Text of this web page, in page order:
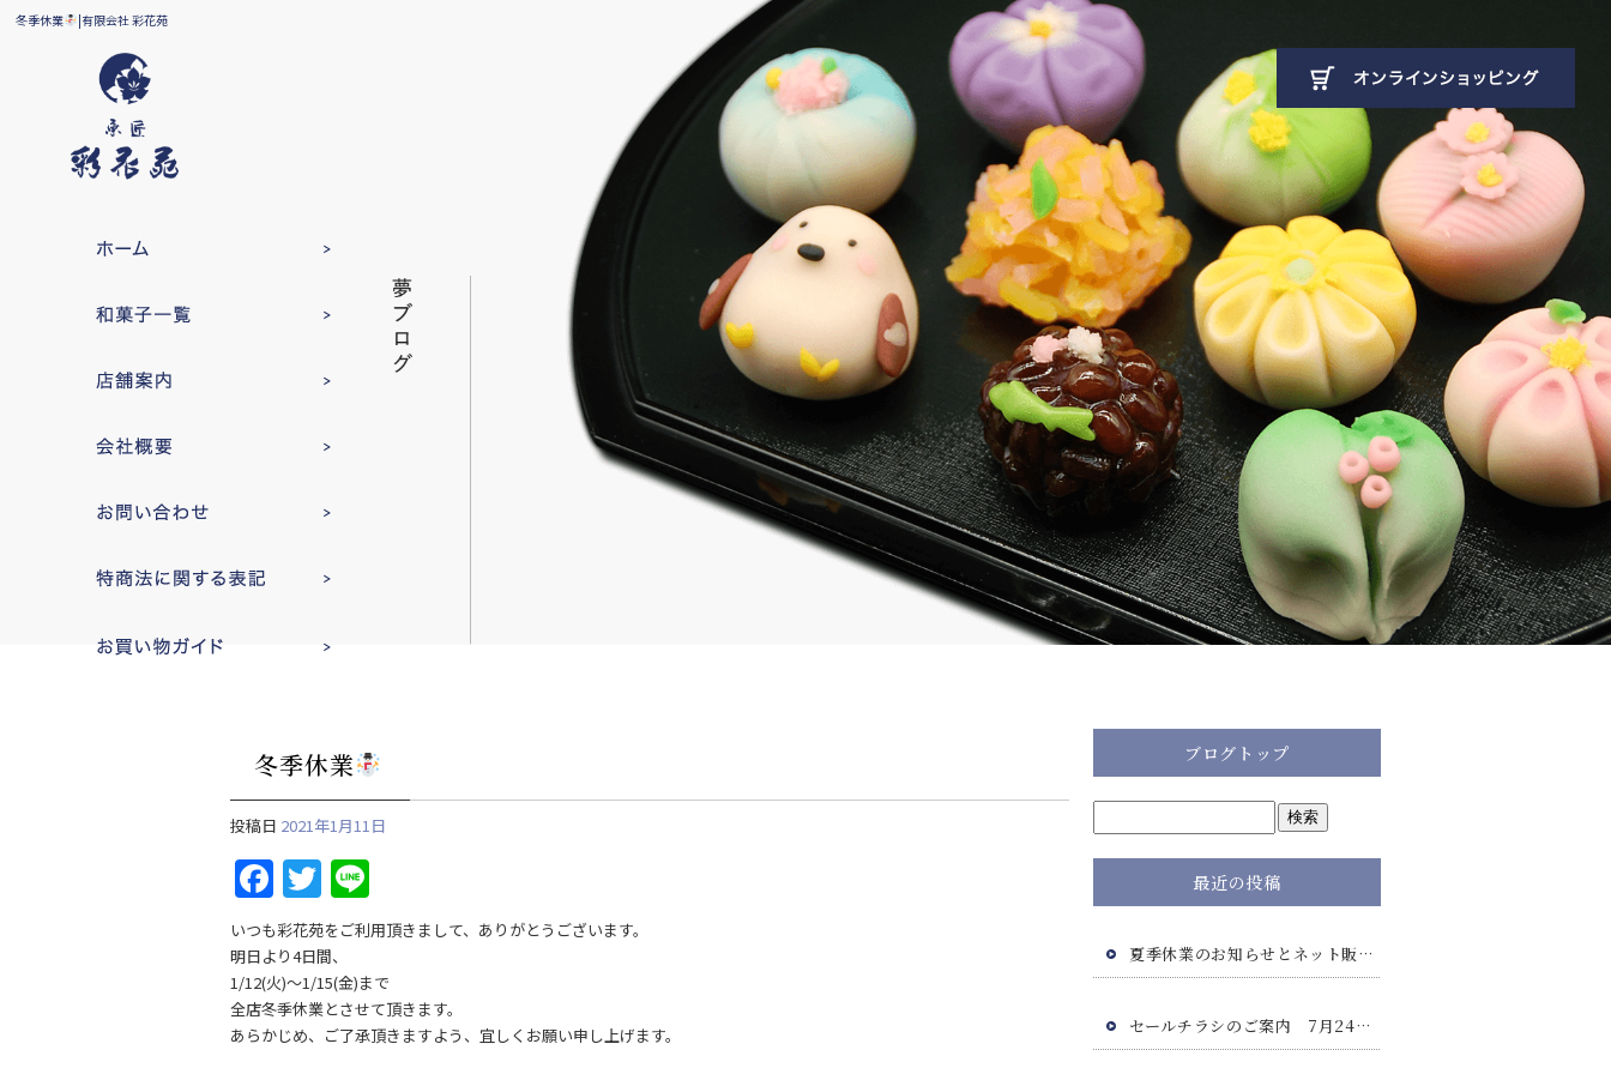
冬季休業 |有限会社 彩花苑
冬季休業
投稿日 2021年1月11日
F
a
c
e
b
T
w
itt
er
n
e
いつも彩花苑をご利用頂きまして、ありがとうございます。
明日より4日間、
1/12(火)～1/15(金)まで
全店冬季休業とさせて頂きます。
あらかじめ、ご了承頂きますよう、宜しくお願い申し上げます。
ブログトップ
最近の投稿
夏季休業のお知らせとネット販売につきまして
セールチラシのご案内 7月24日(金)・7月25日(土)